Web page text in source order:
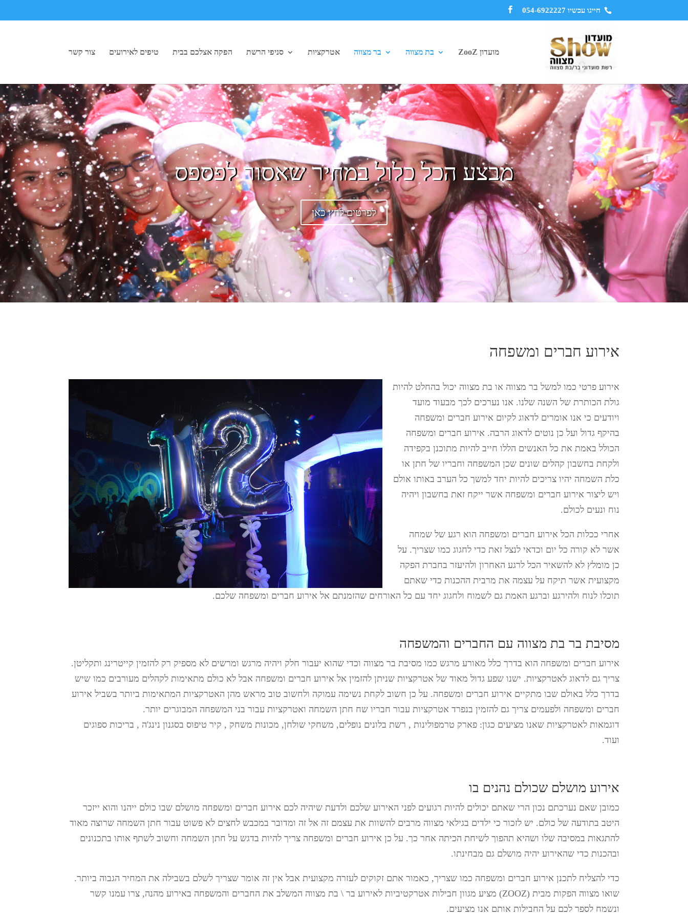
חייגו עכשיו 054-6922227
מועדון ZooZ בת מצווה בר מצווה אטרקציות סניפי הרשת הפקה אצלכם בבית טיפים לאירועים צור קשר
מבצע הכל כלול במחיר שאסור לפספס
לפרטים לחץ כאן
אירוע חברים ומשפחה
אירוע פרטי כמו למשל בר מצווה או בת מצווה יכול בהחלט להיות
גולת הכותרת של השנה שלנו. אנו נערכים לכך מבעוד מועד
ויודעים כי אנו אומרים לדאוג לקיום אירוע חברים ומשפחה
בהיקף גדול ועל כן נוטים לדאוג הרבה. אירוע חברים ומשפחה
הכולל באמת את כל האנשים הללו חייב להיות מתוכנן בקפידה
ולקחת בחשבון קהלים שונים שכן המשפחה וחבריו של חתן או
כלת השמחה יהיו צריכים להיות יחד למשך כל הערב באותו אולם
ויש ליצור אירוע חברים ומשפחה אשר ייקח זאת בחשבון ויהיה
נוח ונעים לכולם.
אחרי ככלות הכל אירוע חברים ומשפחה הוא רגע של שמחה
אשר לא קורה כל יום וכדאי לנצל זאת כדי לחגוג כמו שצריך. על
כן מומלץ לא להשאיר הכל לרגע האחרון ולהיעזר בחברת הפקה
מקצועית אשר תיקח על עצמה את מרבית ההכנות כדי שאתם
תוכלו לנוח ולהירגע וברגע האמת גם לשמוח ולחגוג יחד עם כל האורחים שהזמנתם אל אירוע חברים ומשפחה שלכם.
מסיבת בר בת מצווה עם החברים והמשפחה
אירוע חברים ומשפחה הוא בדרך כלל מאורע מרגש כמו מסיבת בר מצווה וכדי שהוא יעבור חלק ויהיה מרגש ומרשים לא מספיק רק להזמין קייטרינג ותקליטן.
צריך גם לדאוג לאטרקציות. ישנו שפע גדול מאוד של אטרקציות שניתן להזמין אל אירוע חברים ומשפחה אבל לא כולם מתאימות לקהלים מעורבים כמו שיש
בדרך כלל באולם שבו מתקיים אירוע חברים ומשפחה. על כן חשוב לקחת נשימה עמוקה ולחשוב טוב מראש מהן האטרקציות המתאימות ביותר בשביל אירוע
חברים ומשפחה ולפעמים צריך גם להזמין בנפרד אטרקציות עבור חבריו שח חתן השמחה ואטרקציות עבור בני המשפחה המבוגרים יותר.
דוגמאות לאטרקציות שאנו מציעים כגון: פארק טרמפולינות , רשת בלונים נופלים, משחקי שולחן, מכונות משחק , קיר טיפוס בסגנון נינג'ה , בריכות ספוגים
ועוד.
אירוע מושלם שכולם נהנים בו
כמובן שאם נערכתם נכון הרי שאתם יכולים להיות רגועים לפני האירוע שלכם ולדעת שיהיה לכם אירוע חברים ומשפחה מושלם שבו כולם ייהנו והוא ייזכר
היטב בתודעה של כולם. יש לזכור כי ילדים בגילאי מצווה מרבים להשוות את עצמם זה אל זה ומדובר במכבש לחצים לא פשוט עבור חתן השמחה שרוצה מאוד
להתגאות במסיבה שלו ושהיא תהפוך לשיחת הכיתה אחר כך. על כן אירוע חברים ומשפחה צריך להיות בדגש על חתן השמחה וחשוב לשתף אותו בתכנונים
ובהכנות כדי שהאירוע יהיה מושלם גם מבחינתו.
כדי להצליח לתכנן אירוע חברים ומשפחה כמו שצריך, כאמור אתם זקוקים לעזרה מקצועית אבל אין זה אומר שצריך לשלם בשבילה את המחיר הגבוה ביותר.
שואו מצווה הפקות מבית (ZOOZ) מציע מגוון חבילות אטרקטיביות לאירוע בר \ בת מצווה המשלב את החברים והמשפחה באירוע מהנה, צרו עמנו קשר
ונשמח לספר לכם על החבילות אותם אנו מציעים.